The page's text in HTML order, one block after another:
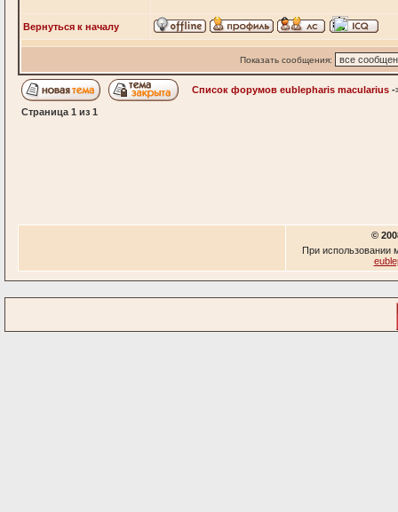
Вернуться к началу
Показать сообщения:
Список форумов eublepharis macularius -
Страница 1 из 1
©
При использовании